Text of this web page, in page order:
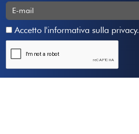
Accetto l'informativa sulla privacy.